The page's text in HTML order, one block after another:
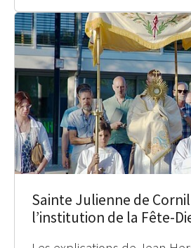
Sainte Julienne de
l’institution de la Fête-